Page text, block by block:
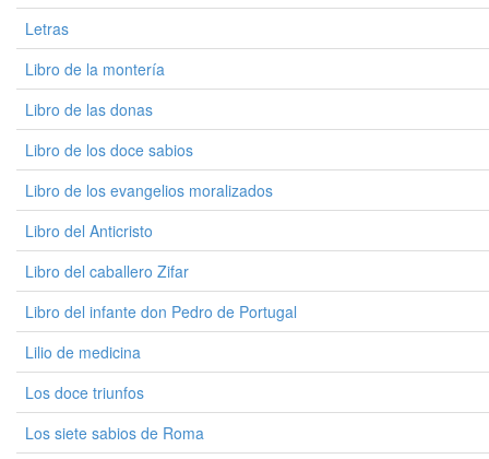
Letras
Libro de la montería
Libro de las donas
Libro de los doce sabios
Libro de los evangelios moralizados
Libro del Anticristo
Libro del caballero Zifar
Libro del infante don Pedro de Portugal
Lilio de medicina
Los doce triunfos
Los siete sabios de Roma